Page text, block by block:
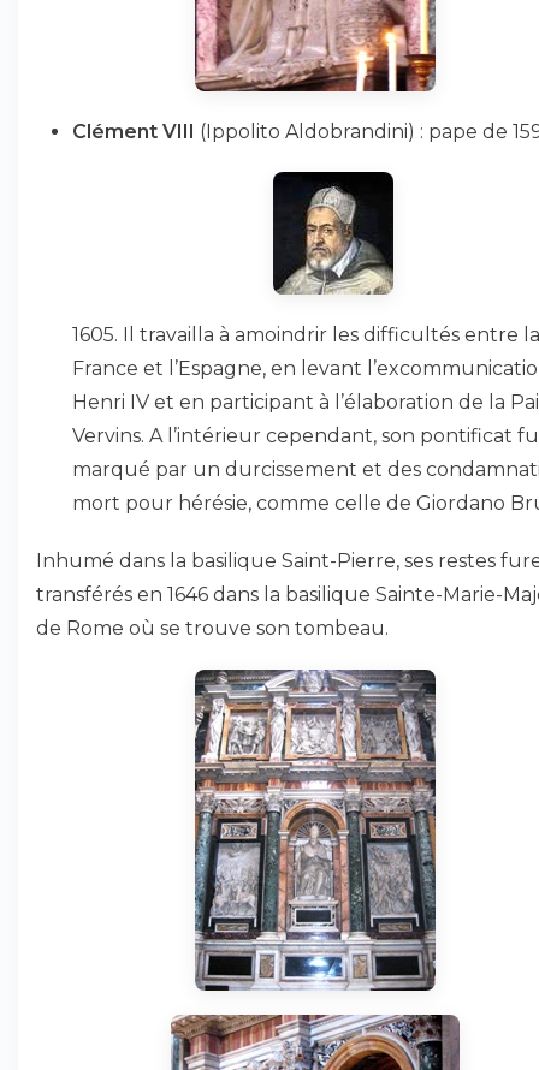
Clément VIII (Ippolito Aldobrandini) : pape de
1605. Il travailla à amoindrir les difficultés entre la
France et l’Espagne, en levant
Henri IV et en participant à l’élaboration de la
Vervins. A l’intérieur cependant, son pontificat
marqué par un durcissement et des
mort pour hérésie, comme celle de Giordano
Inhumé dans la basilique Saint-Pierre, ses restes
transférés en 1646 dans la basilique Sainte-Marie-
de Rome où se trouve son tombeau.